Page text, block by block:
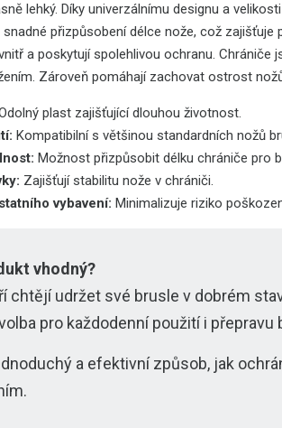
lehký. Díky univerzálnímu designu a
přizpůsobení délce nože, což
a poskytují spolehlivou ochranu.
Zároveň pomáhají zachovat ostrost
plast zajišťující dlouhou životnost.
Kompatibilní s většinou standardních nožů
Možnost přizpůsobit délku chrániče pro
Zajišťují stabilitu nože v chrániči.
vybavení: Minimalizuje riziko
vhodný?
chtějí udržet své brusle v dobrém
pro každodenní použití i přepravu
a efektivní způsob, jak